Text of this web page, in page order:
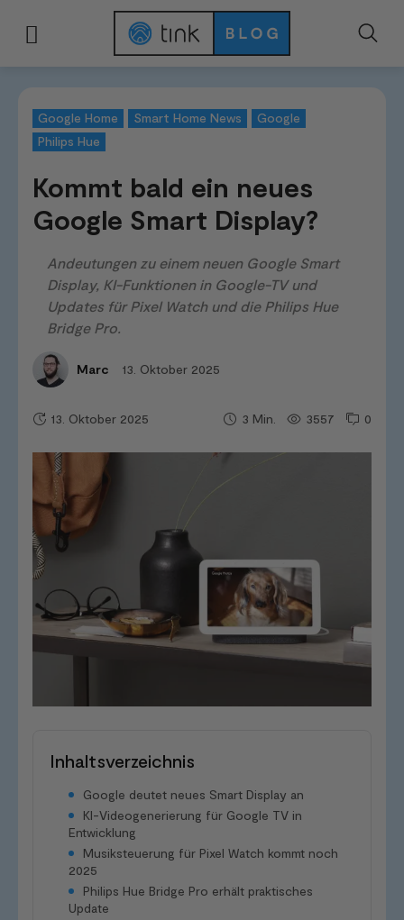
Google Home Smart Home News
Google
Philips Hue
Kommt bald ein neues
Google Smart Display?
Andeutungen zu einem neuen Google Smart
Display, KI-Funktionen in Google-TV und
Updates für Pixel Watch und die Philips Hue
Bridge Pro.
Marc 13. Oktober 2025
0
3557
3 Min.
13. Oktober 2025
Inhaltsverzeichnis
Google deutet neues Smart Display an
KI-Videogenerierung für Google TV in
Entwicklung
Musiksteuerung für Pixel Watch kommt noch
2025
Philips Hue Bridge Pro erhält praktisches
Update